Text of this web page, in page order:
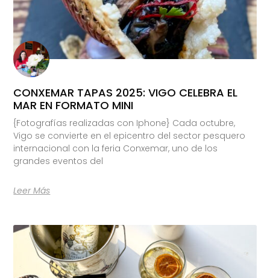
CONXEMAR TAPAS 2025: VIGO CELEBRA EL
MAR EN FORMATO MINI
{Fotografías realizadas con Iphone} Cada octubre,
Vigo se convierte en el epicentro del sector pesquero
internacional con la feria Conxemar, uno de los
grandes eventos del
Leer Más